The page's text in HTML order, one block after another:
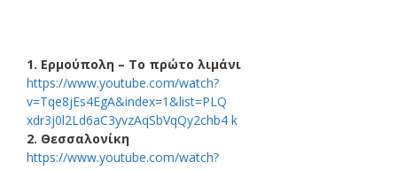
1. Ερμούπολη – Το πρώτο λιμάνι
https://www.youtube.com/watch?
v=Tqe8jEs4EgA&index=1&list=PLQ
xdr3j0l2Ld6aC3yvzAqSbVqQy2chb4 k
2. Θεσσαλονίκη
https://www.youtube.com/watch?